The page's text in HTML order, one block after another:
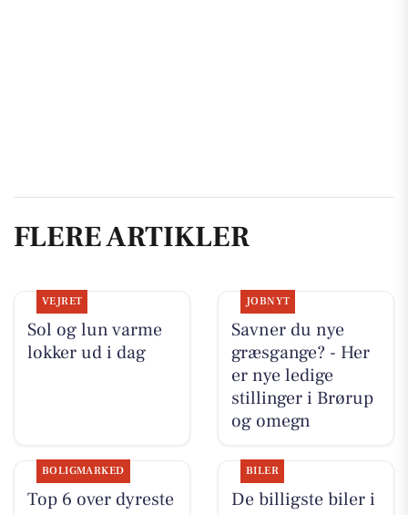
FLERE ARTIKLER
VEJRET
Sol og lun varme
lokker ud i dag
JOBNYT
Savner du nye
græsgange? - Her
er nye ledige
stillinger i Brørup
og omegn
BOLIGMARKED
Top 6 over dyreste
BILER
De billigste biler i